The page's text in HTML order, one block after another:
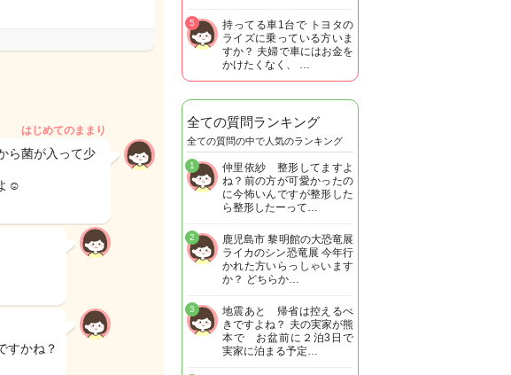
はじめてのままり
ら菌が入って少
☺️
すかね？
持ってる車1台で トヨタの
ライズに乗っている方いま
すか？ 夫婦で車にはお金を
かけたくなく、 …
5
全ての質問ランキング
全ての質問の中で人気のランキング
仲里依紗 整形してますよ
ね？前の方が可愛かったの
に今怖いんですが整形した
ら整形したーって…
1
鹿児島市 黎明館の大恐竜展
ライカのシン恐竜展 今年行
かれた方いらっしゃいます
か？ どちらか…
2
地震あと 帰省は控えるべ
きですよね？ 夫の実家が熊
本で お盆前に２泊3日で
実家に泊まる予定…
3